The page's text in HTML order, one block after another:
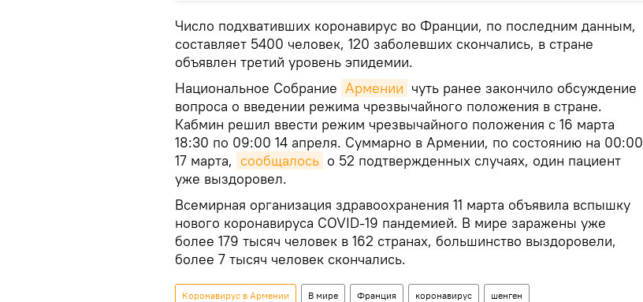
Число подхвативших коронавирус во Франции, по последним данным,
составляет 5400 человек, 120 заболевших скончались, в стране
объявлен третий уровень эпидемии.
Национальное Собрание Армении чуть ранее закончило обсуждение
вопроса о введении режима чрезвычайного положения в стране.
Кабмин решил ввести режим чрезвычайного положения с 16 марта
18:30 по 09:00 14 апреля. Суммарно в Армении, по состоянию на 00:00
17 марта, сообщалось о 52 подтвержденных случаях, один пациент
уже выздоровел.
Всемирная организация здравоохранения 11 марта объявила вспышку
нового коронавируса COVID-19 пандемией. В мире заражены уже
более 179 тысяч человек в 162 странах, большинство выздоровели,
более 7 тысяч человек скончались.
Коронавирус в Армении В мире Франция коронавирус шенген